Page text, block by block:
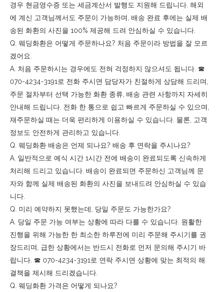
경우 현금영수증 또는 세금계산서 발행도 지원해 드립니다. 해외
에 계신 고객님께서도 주문이 가능하며, 배송 완료 후에는 실제 배
송된 화환의 사진을 100% 제공해 드려 안심하실 수 있습니다.
Q. 웨딩화환은 어떻게 주문하나요? 처음 주문이라 방법을 잘 모르
겠어요.
A. 처음 주문하시는 경우에도 전혀 걱정하지 않으셔도 됩니다. ☎︎
070-4234-3191로 전화 주시면 담당자가 친절하게 상담해 드리며,
주문 절차부터 선택 가능한 화환 종류, 배송 관련 사항까지 자세히
안내해 드립니다. 전화 한 통으로 쉽고 빠르게 주문하실 수 있으며,
재주문하실 때는 더욱 편리하게 이용하실 수 있습니다. 물론, 고객
정보도 안전하게 관리하고 있습니다.
Q. 웨딩화환 배송은 언제 되나요? 배송 후 연락을 주시나요?
A. 일반적으로 예식 시간 1시간 전에 배송이 완료되도록 신속하게
처리해 드리고 있습니다. 배송이 완료되면 주문하신 고객님께 문
자와 함께 실제 배송된 화환의 사진을 보내드려 안심하실 수 있습
니다.
Q. 미리 예약하지 못했는데, 당일 주문도 가능한가요?
A. 당일 주문 가능 여부는 상황에 따라 다를 수 있습니다. 원활한
진행을 위해 가능한 한 최소한 하루전에 미리 주문해 주시기를 권
장드리며, 급한 상황에서는 반드시 전화로 먼저 문의해 주시기 바
랍니다. ☎︎ 070-4234-3191로 연락 주시면 상황에 맞는 최적의 해
결책을 제시해 드리겠습니다.
Q. 웨딩화환 가격은 어떻게 되나요?